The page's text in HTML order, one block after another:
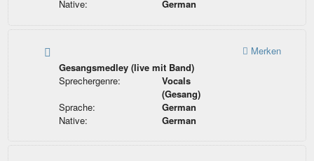
Native:
German
Gesangsmedley (live mit Band)
Sprechergenre:
Vocals
(Gesang)
Sprache:
German
Native:
German
Merken